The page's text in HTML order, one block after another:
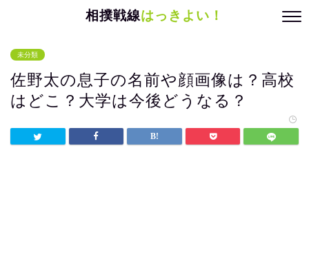
相撲戦線はっきよい！
未分類
佐野太の息子の名前や顔画像は？高校
はどこ？大学は今後どうなる？